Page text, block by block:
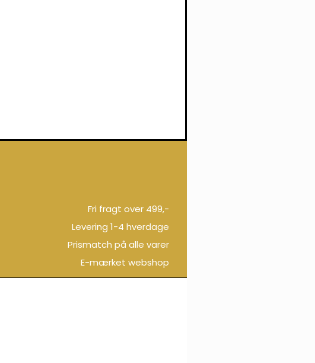
Fri fragt over 499,-
Levering 1-4 hverdage
Prismatch på alle varer
E-mærket webshop